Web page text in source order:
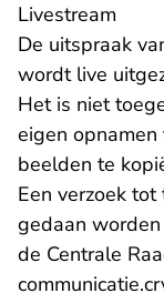
Livestream
De uitspraak
wordt live
Het is niet
eigen
beelden te
Een verzoek
gedaan
de Centrale